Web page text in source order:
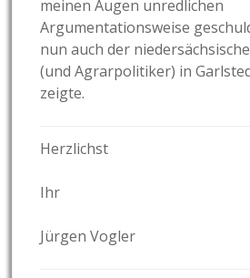
meinen Augen unredlichen
Argumentationsweise
nun auch der
(und Agrarpolitiker) in
zeigte.
Herzlichst
Ihr
Jürgen Vogler